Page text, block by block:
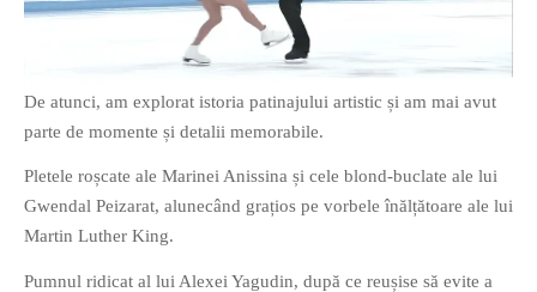
Victor Sosea – Designer
PRIETENI DIN AFARA BRESLEI
GloryBox.ro
PRIETENI DIN BREASLA
Filme-Carti.ro
De atunci, am explorat istoria patinajului artistic și am mai avut
parte de momente și detalii memorabile.
Pletele roșcate ale Marinei Anissina și cele blond-buclate ale lui
Gwendal Peizarat, alunecând grațios pe vorbele înălțătoare ale lui
Martin Luther King.
Pumnul ridicat al lui Alexei Yagudin, după ce reușise să evite a